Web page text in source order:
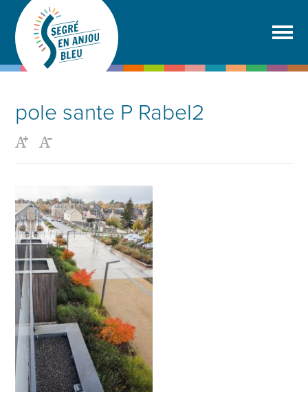
pole sante P Rabel2